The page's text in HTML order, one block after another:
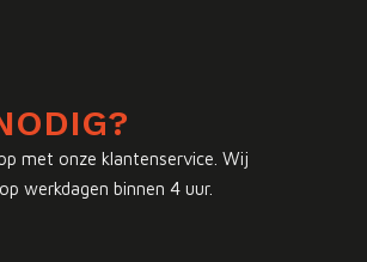
met onze klantenservice. Wij
werkdagen binnen 4 uur.